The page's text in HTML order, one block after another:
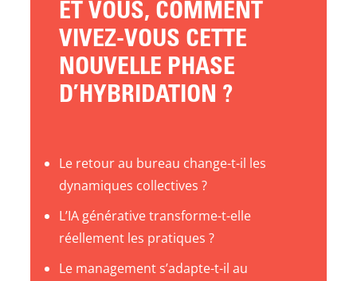
ET VOUS, COMMENT
VIVEZ-VOUS CETTE
NOUVELLE PHASE
D’HYBRIDATION ?
Le retour au bureau change-t-il les
dynamiques collectives ?
L’IA générative transforme-t-elle
réellement les pratiques ?
Le management s’adapte-t-il au